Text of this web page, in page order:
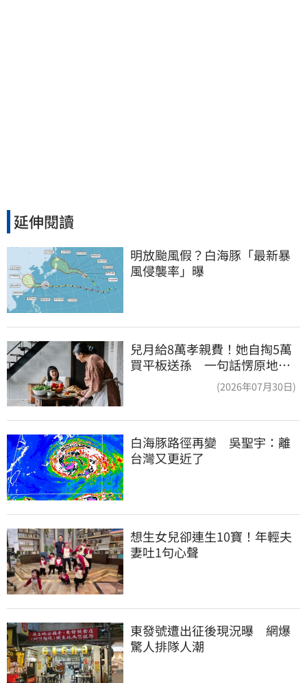
延伸閱讀
明放颱風假？白海豚「最新暴
風侵襲率」曝
兒月給8萬孝親費！她自掏5萬
買平板送孫 一句話愣原地
(2026年07月30日)
白海豚路徑再變　吳聖宇：離
台灣又更近了
想生女兒卻連生10寶！年輕夫
妻吐1句心聲
東發號遭出征後現況曝　網爆
驚人排隊人潮